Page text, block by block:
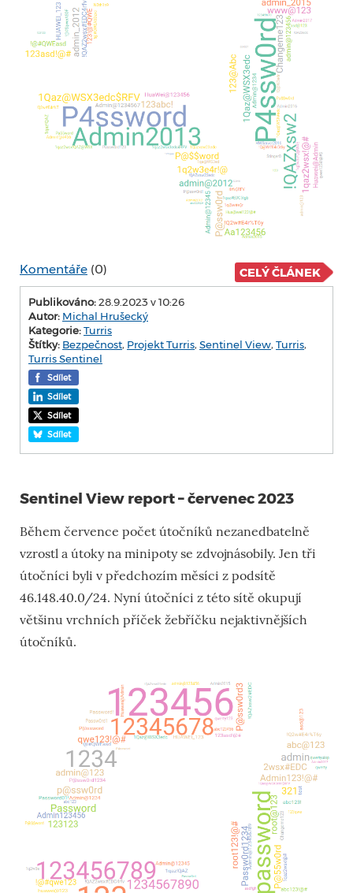
Komentáře (0) CELÝ ČLÁNEK
Publikováno:28.9.2023 v 10:26
Autor: Michal Hrušecký
Kategorie:Turris
Štítky: Bezpečnost, Projekt Turris, Sentinel View, Turris,
Turris Sentinel
Sdílet
Sdílet
Sdílet
Sdílet
Sentinel View report – červenec 2023
Během července počet útočníků nezanedbatelně
vzrostl a útoky na minipoty se zdvojnásobily. Jen tři
útočníci byli v předchozím měsíci z podsítě
46.148.40.0/24. Nyní útočníci z této sítě okupují
většinu vrchních příček žebříčku nejaktivnějších
útočníků.